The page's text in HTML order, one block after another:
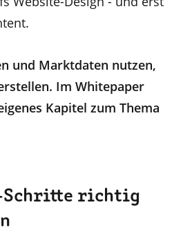
und Marktdaten nutzen,
Im Whitepaper
Kapitel zum Thema
Schritte richtig